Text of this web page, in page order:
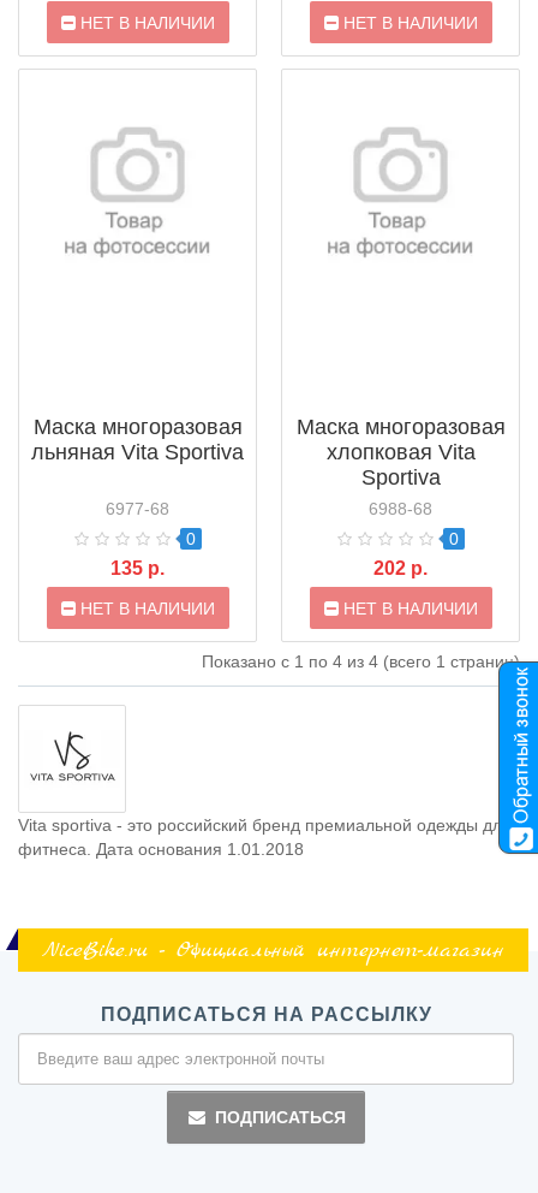
НЕТ В НАЛИЧИИ НЕТ В НАЛИЧИИ
Маска многоразовая
льняная Vita Sportiva
6977-68
0
135 р.
НЕТ В НАЛИЧИИ
Маска многоразовая
хлопковая Vita
Sportiva
6988-68
0
202 р.
НЕТ В НАЛИЧИИ
Показано с 1 по 4 из 4 (всего 1 страниц)
Vita sportiva - это российский бренд премиальной одежды для
фитнеса. Дата основания 1.01.2018
NiceBike.ru - Официальный интернет-магазин
ПОДПИСАТЬСЯ НА РАССЫЛКУ
ПОДПИСАТЬСЯ